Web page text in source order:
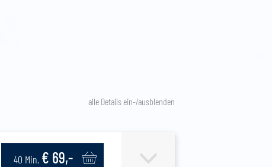
alle Details ein-/ausblenden
40 Min. € 69,-